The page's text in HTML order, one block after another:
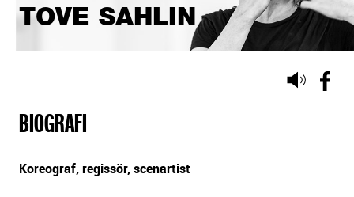
TOVE SAHLIN
Lyssna
BIOGRAFI
Koreograf, regissör, scenartist